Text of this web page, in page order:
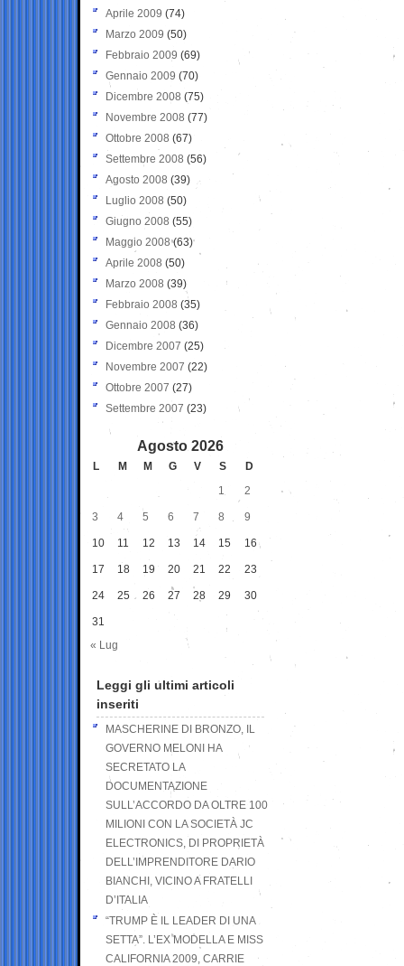
Aprile 2009 (74)
Marzo 2009 (50)
Febbraio 2009 (69)
Gennaio 2009 (70)
Dicembre 2008 (75)
Novembre 2008 (77)
Ottobre 2008 (67)
Settembre 2008 (56)
Agosto 2008 (39)
Luglio 2008 (50)
Giugno 2008 (55)
Maggio 2008(63)
Aprile 2008 (50)
Marzo 2008 (39)
Febbraio 2008 (35)
Gennaio 2008 (36)
Dicembre 2007 (25)
Novembre 2007 (22)
Ottobre 2007 (27)
Settembre 2007 (23)
Agosto 2026
L M M G V S
D
1
2
3 4 5 6 7 8 9
10 11 12 13 14 15 16
17 18 19 20 21 22 23
24 25 26 27 28 29 30
31
« Lug
Leggi gli ultimi articoli
inseriti
MASCHERINE DI BRONZO, IL
GOVERNO MELONI HA
SECRETATO LA
DOCUMENTAZIONE
SULL’ACCORDO DA OLTRE 100
MILIONI CON LA SOCIETÀ JC
ELECTRONICS, DI PROPRIETÀ
DELL’IMPRENDITORE DARIO
BIANCHI, VICINO A FRATELLI
D’ITALIA
“TRUMP È IL LEADER DI UNA
SETTA”. L’EX MODELLA E MISS
CALIFORNIA 2009, CARRIE